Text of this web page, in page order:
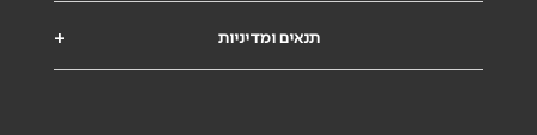
+ תנאים ומדיניות